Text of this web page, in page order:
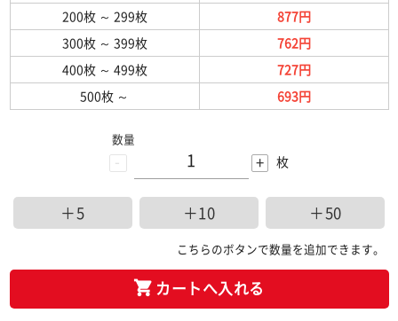
200枚 ～ 299枚
877円
300枚 ～ 399枚
762円
400枚 ～ 499枚
727円
500枚 ～ 693円
-
数量
+ 枚
＋5 ＋10 ＋50
こちらのボタンで数量を追加できます。
カートへ入れる